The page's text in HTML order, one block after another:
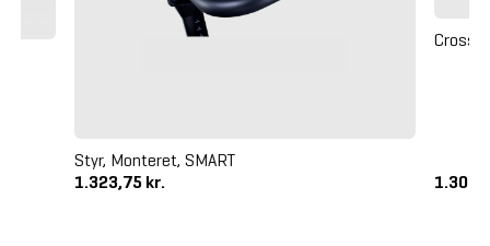
Styr, Monteret, SMART
1.323,75 kr.
1.300